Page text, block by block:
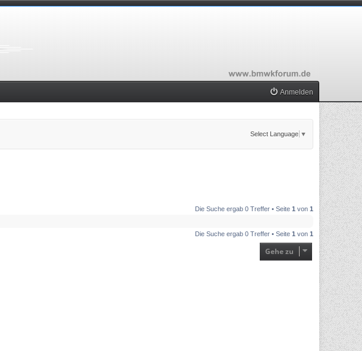
Anmelden
Select Language ▼
Die Suche ergab 0 Treffer • Seite 1 von 1
Die Suche ergab 0 Treffer • Seite 1 von 1
Gehe zu